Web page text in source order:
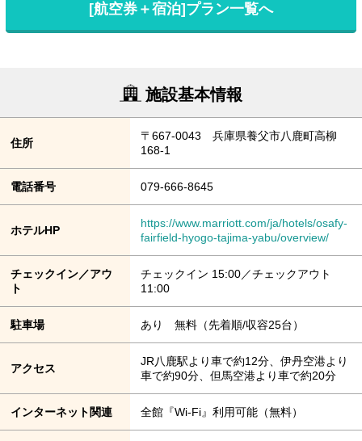
[航空券＋宿泊]プラン一覧へ
施設基本情報
住所
〒667-0043 兵庫県養父市八鹿町高柳
168-1
電話番号 079-666-8645
ホテルHP
https://www.marriott.com/ja/hotels/osafy-
fairfield-hyogo-tajima-yabu/overview/
チェックイン／アウ
ト
チェックイン 15:00／チェックアウト
11:00
駐車場 あり 無料（先着順/収容25台）
アクセス
JR八鹿駅より車で約12分、伊丹空港より
車で約90分、但馬空港より車で約20分
インターネット関連 全館『Wi-Fi』利用可能（無料）